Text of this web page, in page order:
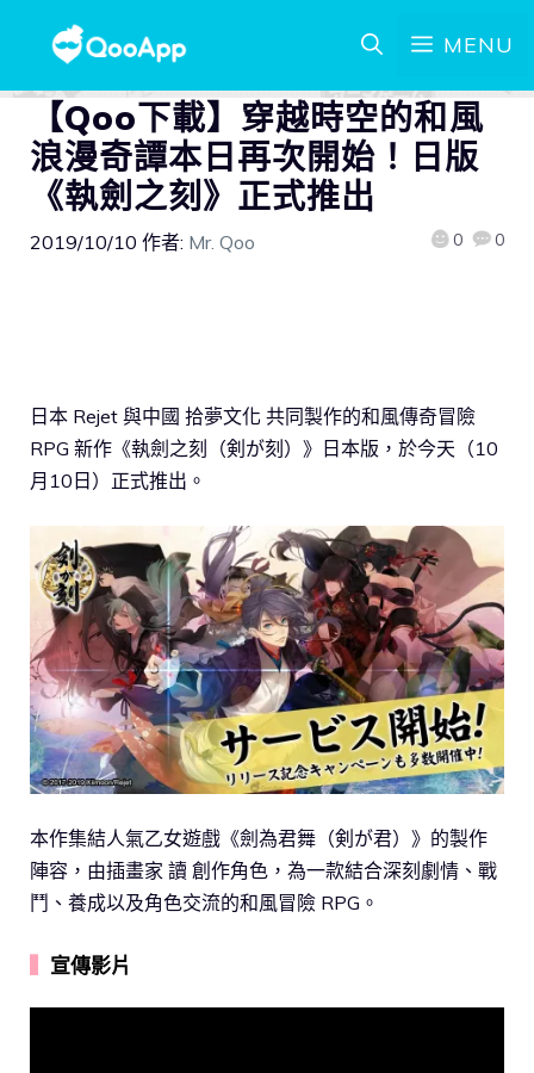
MENU
【Qoo下載】穿越時空的和風
浪漫奇譚本日再次開始！日版
《執劍之刻》正式推出
2019/10/10 作者: Mr. Qoo 0 0
日本 Rejet 與中國 拾夢文化 共同製作的和風傳奇冒險
RPG 新作《執劍之刻（剣が刻）》日本版，於今天（10
月10日）正式推出。
本作集結人氣乙女遊戲《劍為君舞（剣が君）》的製作
陣容，由插畫家 讀 創作角色，為一款結合深刻劇情、戰
鬥、養成以及角色交流的和風冒險 RPG。
宣傳影片